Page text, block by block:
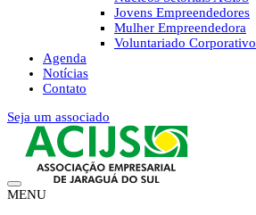
Jovens Empreendedores
Mulher Empreendedora
Voluntariado Corporativo
Agenda
Notícias
Contato
Seja um associado
MENU